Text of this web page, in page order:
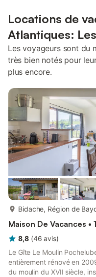
Locations de
Atlantiques:
Les voyageurs sont du
très bien notés pour
plus encore.
Bidache, Région de
Maison De Vacances •
8,8 (46 avis)
Le Gîte Le Moulin
entièrement rénové en
du moulin du XVII siècle,